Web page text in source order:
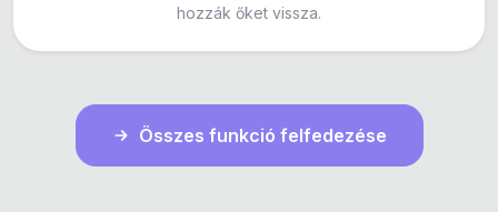
hozzák őket vissza.
Összes funkció felfedezése